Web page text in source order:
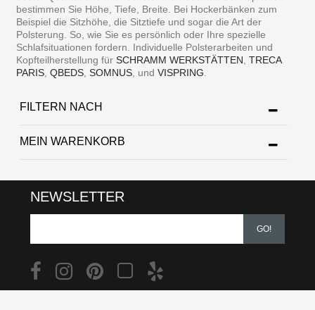
bestimmen Sie Höhe, Tiefe, Breite. Bei Hockerbänken zum
Beispiel die Sitzhöhe, die Sitztiefe und sogar die Art der
Polsterung. So, wie Sie es persönlich oder Ihre spezielle
Schlafsituationen fordern. Individuelle Polsterarbeiten und
Kopfteilherstellung fürSCHRAMM WERKSTÄTTEN ,TRECA
PARIS ,QBEDS ,SOMNUS , undVISPRING
FILTERN NACH
MEIN WARENKORB
NEWSLETTER
GO!